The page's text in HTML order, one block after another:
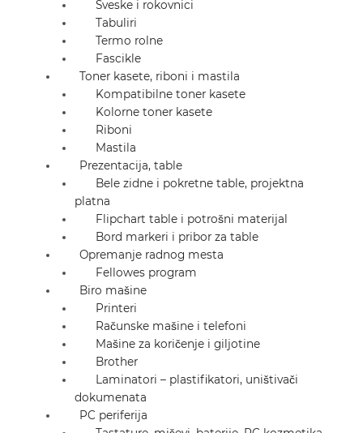
Sveske i rokovnici
Tabuliri
Termo rolne
Fascikle
Toner kasete, riboni i mastila
Kompatibilne toner kasete
Kolorne toner kasete
Riboni
Mastila
Prezentacija, table
Bele zidne i pokretne table, projektna
platna
Flipchart table i potrošni materijal
Bord markeri i pribor za table
Opremanje radnog mesta
Fellowes program
Biro mašine
Printeri
Računske mašine i telefoni
Mašine za koričenje i giljotine
Brother
Laminatori – plastifikatori, uništivači
dokumenata
PC periferija